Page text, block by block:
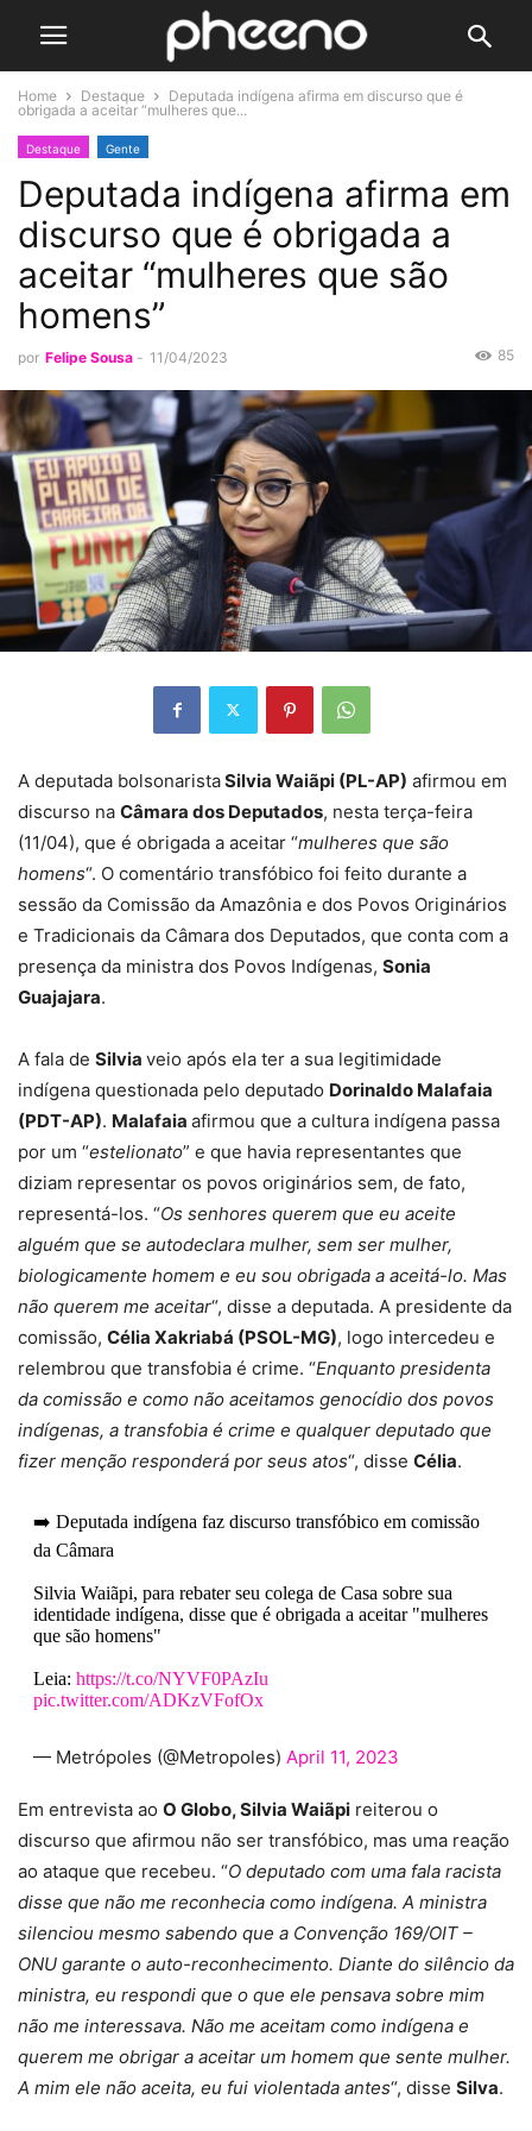
Home Destaque
Deputada indígena afirma em discurso que é
obrigada a aceitar “mulheres que...
Destaque Gente
Deputada indígena afirma em
discurso que é obrigada a
aceitar “mulheres que são
homens”
por Felipe Sousa - 11/04/2023 85
A deputada bolsonaristaSilvia Waiãpi (PL-AP) afirmou em
discurso na Câmara dos Deputados, nesta terça-feira
(11/04), que é obrigada a aceitar “mulheres que são
homens“. O comentário transfóbico foi feito durante a
sessão da Comissão da Amazônia e dos Povos Originários
e Tradicionais da Câmara dos Deputados, que conta com a
presença da ministra dos Povos Indígenas, Sonia
Guajajara.
A fala de Silvia veio após ela ter a sua legitimidade
indígena questionada pelo deputado Dorinaldo Malafaia
(PDT-AP). Malafaia afirmou que a cultura indígena passa
por um “estelionato” e que havia representantes que
diziam representar os povos originários sem, de fato,
representá-los. “Os senhores querem que eu aceite
alguém que se autodeclara mulher, sem ser mulher,
biologicamente homem e eu sou obrigada a aceitá-lo. Mas
não querem me aceitar“, disse a deputada. A presidente da
comissão, Célia Xakriabá (PSOL-MG), logo intercedeu e
relembrou que transfobia é crime. “Enquanto presidenta
da comissão e como não aceitamos genocídio dos povos
indígenas, a transfobia é crime e qualquer deputado que
fizer menção responderá por seus atos“, disse Célia.
➡️ Deputada indígena faz discurso transfóbico em comissão
da Câmara
Silvia Waiãpi, para rebater seu colega de Casa sobre sua
identidade indígena, disse que é obrigada a aceitar "mulheres
que são homens"
Leia: https://t.co/NYVF0PAzIu
pic.twitter.com/ADKzVFofOx
— Metrópoles (@Metropoles) April 11, 2023
Em entrevista ao O Globo, Silvia Waiãpi reiterou o
discurso que afirmou não ser transfóbico, mas uma reação
ao ataque que recebeu. “O deputado com uma fala racista
disse que não me reconhecia como indígena. A ministra
silenciou mesmo sabendo que a Convenção 169/OIT –
ONU garante o auto-reconhecimento. Diante do silêncio da
ministra, eu respondi que o que ele pensava sobre mim
não me interessava. Não me aceitam como indígena e
querem me obrigar a aceitar um homem que sente mulher.
A mim ele não aceita, eu fui violentada antes“, disse Silva.